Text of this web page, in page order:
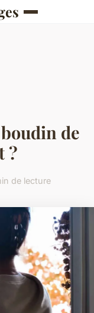
de
?
de lecture